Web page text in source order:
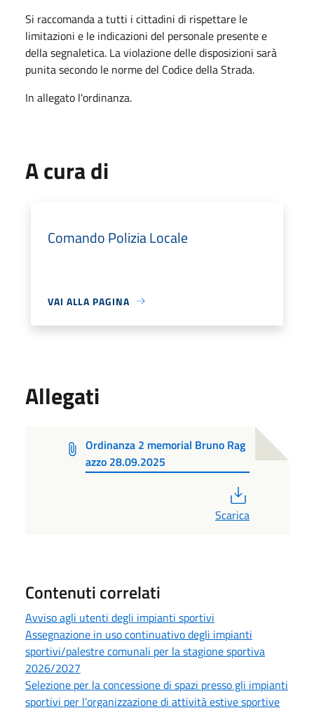
Si raccomanda a tutti i cittadini di rispettare le
limitazioni e le indicazioni del personale presente e
della segnaletica. La violazione delle disposizioni sarà
punita secondo le norme del Codice della Strada.
In allegato l'ordinanza.
A cura di
Comando Polizia Locale
VAI ALLA PAGINA
Allegati
Ordinanza 2 memorial Bruno Rag
azzo 28.09.2025
Scarica
Contenuti correlati
Avviso agli utenti degli impianti sportivi
Assegnazione in uso continuativo degli impianti
sportivi/palestre comunali per la stagione sportiva
2026/2027
Selezione per la concessione di spazi presso gli impianti
sportivi per l’organizzazione di attività estive sportive